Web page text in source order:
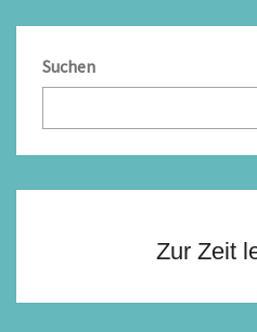
Suchen
Zur Zeit